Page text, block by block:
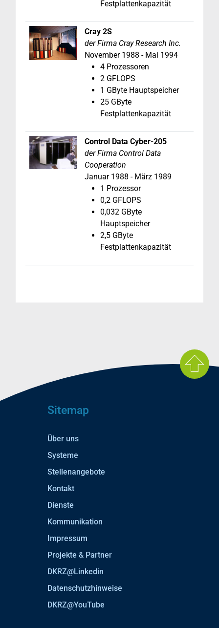
Festplattenkapazität
Cray 2S
der Firma Cray Research Inc.
November 1988 - Mai 1994
4 Prozessoren
2 GFLOPS
1 GByte Hauptspeicher
25 GByte
Festplattenkapazität
Control Data Cyber-205
der Firma Control Data
Cooperation
Januar 1988 - März 1989
1 Prozessor
0,2 GFLOPS
0,032 GByte
Hauptspeicher
2,5 GByte
Festplattenkapazität
Sitemap
Über uns
Systeme
Stellenangebote
Kontakt
Dienste
Kommunikation
Impressum
Projekte & Partner
DKRZ@Linkedin
Datenschutzhinweise
DKRZ@YouTube